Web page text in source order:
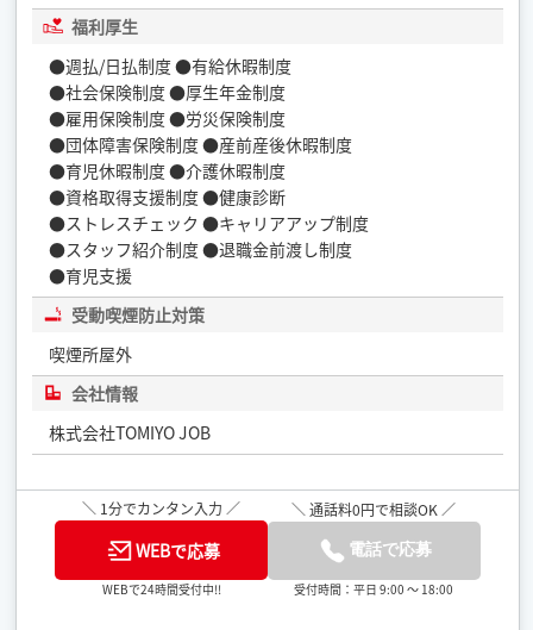
福利厚生
●週払/日払制度 ●有給休暇制度
●社会保険制度 ●厚生年金制度
●雇用保険制度 ●労災保険制度
●団体障害保険制度 ●産前産後休暇制度
●育児休暇制度 ●介護休暇制度
●資格取得支援制度 ●健康診断
●ストレスチェック ●キャリアアップ制度
●スタッフ紹介制度 ●退職金前渡し制度
●育児支援
受動喫煙防止対策
喫煙所屋外
会社情報
株式会社TOMIYO JOB
＼ 1分でカンタン入力 ／
WEBで応募
WEBで24時間受付中!!
＼ 通話料0円で相談OK ／
電話で応募
受付時間：平日 9:00 ～ 18:00